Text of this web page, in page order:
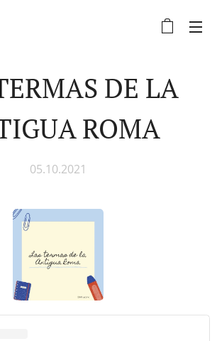
DE LA
ROMA
05.10.2021